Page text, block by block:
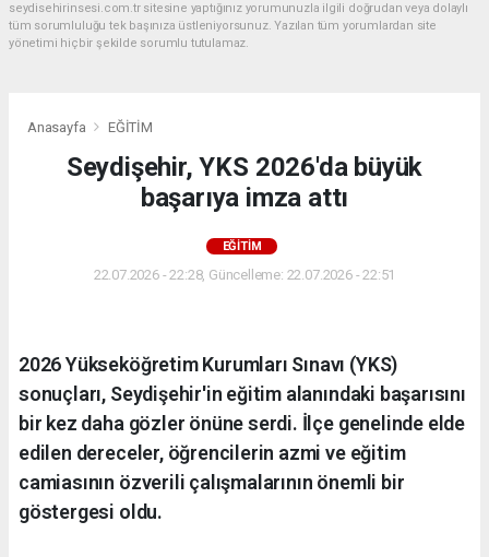
seydisehirinsesi.com.tr sitesine yaptığınız yorumunuzla ilgili doğrudan veya dolaylı
tüm sorumluluğu tek başınıza üstleniyorsunuz. Yazılan tüm yorumlardan site
yönetimi hiçbir şekilde sorumlu tutulamaz.
Anasayfa EĞİTİM
Seydişehir, YKS 2026'da büyük
başarıya imza attı
EĞİTİM
22.07.2026 - 22:28, Güncelleme: 22.07.2026 - 22:51
2026 Yükseköğretim Kurumları Sınavı (YKS)
sonuçları, Seydişehir'in eğitim alanındaki başarısını
bir kez daha gözler önüne serdi. İlçe genelinde elde
edilen dereceler, öğrencilerin azmi ve eğitim
camiasının özverili çalışmalarının önemli bir
göstergesi oldu.